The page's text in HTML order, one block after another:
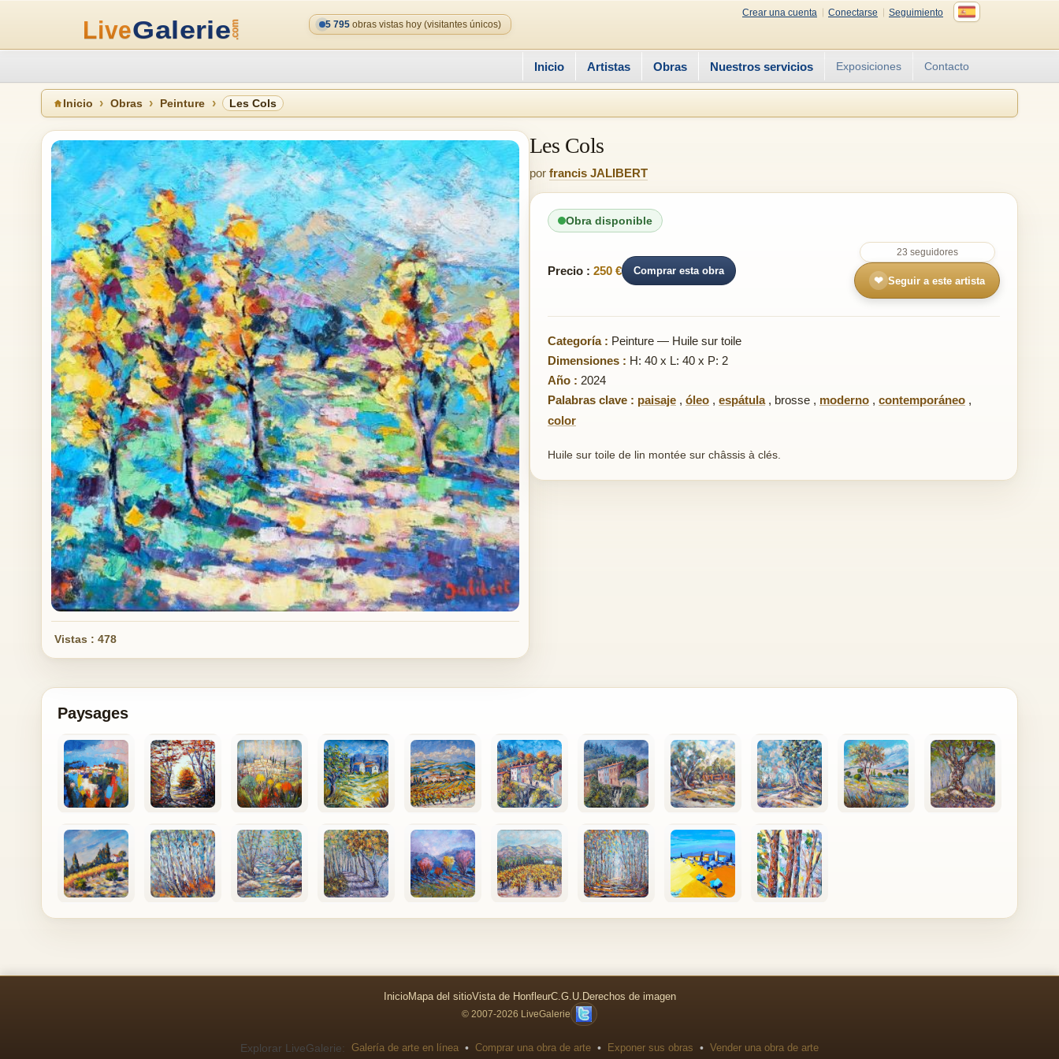
Crear una cuenta Conectarse
Seguimiento
5 795 obras vistas hoy (visitantes únicos)
Inicio Artistas Obras Nuestros servicios Exposiciones Contacto
Inicio Obras Peinture Les Cols
Vistas : 478
Les Cols
por francis JALIBERT
Obra disponible
Precio : 250 € Comprar esta obra
23 seguidores
❤ Seguir a este artista
Categoría : Peinture — Huile sur toile
Dimensiones : H: 40 x L: 40 x P: 2
Año : 2024
Palabras clave : paisaje , óleo , espátula, brosse , moderno , contemporáneo ,
color
Huile sur toile de lin montée sur châssis à clés.
Paysages
InicioMapa del sitioVista de HonfleurC.G.U. Derechos de imagen
© 2007-2026 LiveGalerie
Explorar LiveGalerie: Galería de arte en línea • Comprar una obra de arte • Exponer sus obras • Vender una obra de arte